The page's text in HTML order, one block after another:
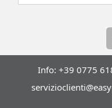
Info: +39 0775